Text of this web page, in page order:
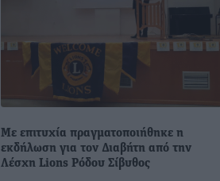
Με επιτυχία πραγματοποιήθηκε η
εκδήλωση για τον Διαβήτη από την
Λέσχη Lions Ρόδου Σίβυθος